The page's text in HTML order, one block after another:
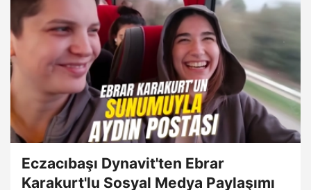
Eczacıbaşı Dynavit'ten Ebrar
Karakurt'lu Sosyal Medya Paylaşımı